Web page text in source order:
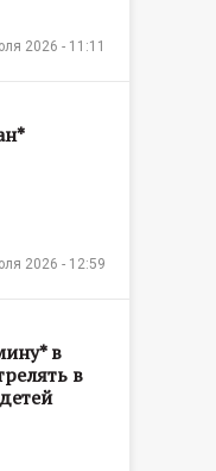
2026 - 11:11
2026 - 12:59
в
в